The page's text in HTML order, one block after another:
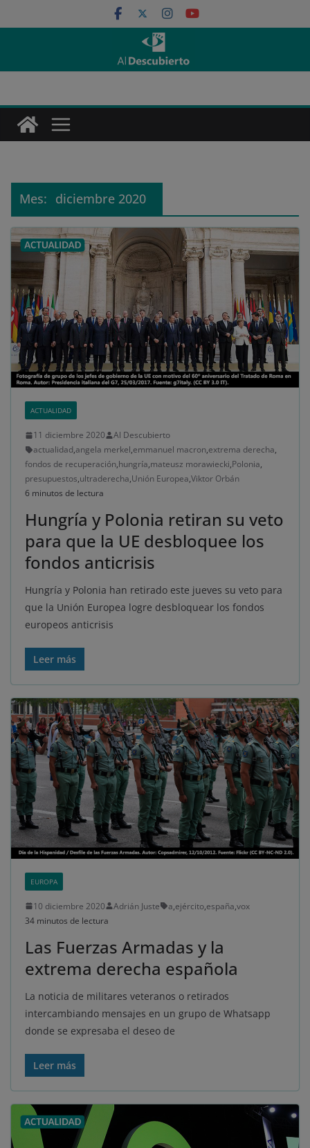
al
Mes: diciembre 2020
ACTUALIDAD
11 diciembre 2020
Al Descubierto
actualidad,angela merkel,emmanuel macron,extrema derecha,
fondos de recuperación,hungría,mateusz morawiecki,Polonia,
presupuestos,ultraderecha,Unión Europea,Viktor Orbán
6 minutos de lectura
Hungría y Polonia retiran su veto
para que la UE desbloquee los
fondos anticrisis
Hungría y Polonia han retirado este jueves su veto para
que la Unión Europea logre desbloquear los fondos
europeos anticrisis
Leer más
EUROPA
10 diciembre 2020 Adrián Juste a,ejército,españa,vox
34 minutos de lectura
Las Fuerzas Armadas y la
extrema derecha española
La noticia de militares veteranos o retirados
intercambiando mensajes en un grupo de Whatsapp
donde se expresaba el deseo de
Leer más